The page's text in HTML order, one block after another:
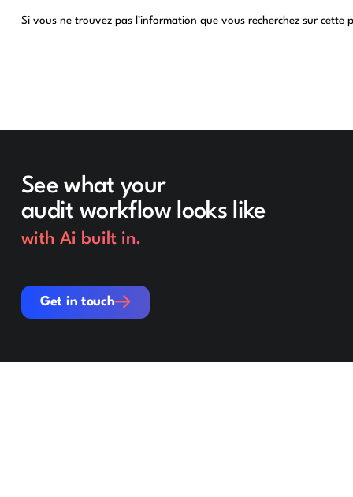
Si vous ne trouvez pas l’information que vous recherchez sur
See what your
audit workflow looks like
with Ai built in.
Get in touch
Get in touch